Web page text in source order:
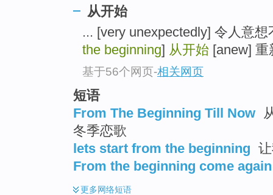
从开始
... [very unexpectedly] 令人意
the beginning] 从开始 [anew] 重
基于56个网页-相关网页
短语
From The Beginning Till Now
冬季恋歌
lets start from the beginning
From the beginning come again
更多网络短语